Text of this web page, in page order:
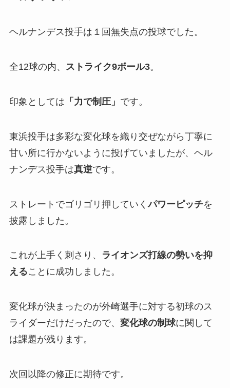
ヘルナンデス投手は１回無失点の投球でした。
全12球の内、 ストライク9ボール3。
印象としては 「力で制圧」 です。
東浜投手は多彩な変化球を織り交ぜながら丁寧に
甘い所に行かないように投げていましたが、ヘル
ナンデス投手は真逆です。
ストレートでゴリゴリ押していくパワーピッチを
披露しました。
これが上手く刺さり、
ライオンズ打線の勢いを抑
えることに成功しました。
変化球が決まったのが外崎選手に対する初球のス
ライダーだけだったので、 変化球の制球に関して
は課題が残ります。
次回以降の修正に期待です。